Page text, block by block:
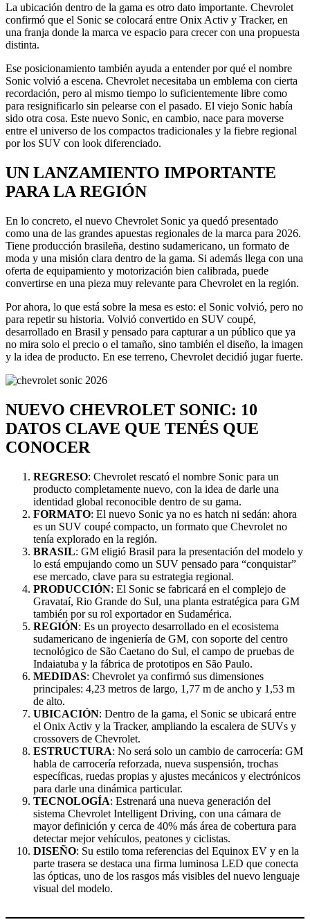
La ubicación dentro de la gama es otro dato importante. Chevrolet
confirmó que el Sonic se colocará entre Onix Activ y Tracker, en
una franja donde la marca ve espacio para crecer con una propuesta
distinta.
Ese posicionamiento también ayuda a entender por qué el nombre
Sonic volvió a escena. Chevrolet necesitaba un emblema con cierta
recordación, pero al mismo tiempo lo suficientemente libre como
para resignificarlo sin pelearse con el pasado. El viejo Sonic había
sido otra cosa. Este nuevo Sonic, en cambio, nace para moverse
entre el universo de los compactos tradicionales y la fiebre regional
por los SUV con look diferenciado.
UN LANZAMIENTO IMPORTANTE
PARA LA REGIÓN
En lo concreto, el nuevo Chevrolet Sonic ya quedó presentado
como una de las grandes apuestas regionales de la marca para 2026.
Tiene producción brasileña, destino sudamericano, un formato de
moda y una misión clara dentro de la gama. Si además llega con una
oferta de equipamiento y motorización bien calibrada, puede
convertirse en una pieza muy relevante para Chevrolet en la región.
Por ahora, lo que está sobre la mesa es esto: el Sonic volvió, pero no
para repetir su historia. Volvió convertido en SUV coupé,
desarrollado en Brasil y pensado para capturar a un público que ya
no mira solo el precio o el tamaño, sino también el diseño, la imagen
y la idea de producto. En ese terreno, Chevrolet decidió jugar fuerte.
NUEVO CHEVROLET SONIC: 10
DATOS CLAVE QUE TENÉS QUE
CONOCER
REGRESO: Chevrolet rescató el nombre Sonic para un
producto completamente nuevo, con la idea de darle una
identidad global reconocible dentro de su gama.
FORMATO: El nuevo Sonic ya no es hatch ni sedán: ahora
es un SUV coupé compacto, un formato que Chevrolet no
tenía explorado en la región.
BRASIL: GM eligió Brasil para la presentación del modelo y
lo está empujando como un SUV pensado para “conquistar”
ese mercado, clave para su estrategia regional.
PRODUCCIÓN: El Sonic se fabricará en el complejo de
Gravataí, Rio Grande do Sul, una planta estratégica para GM
también por su rol exportador en Sudamérica.
REGIÓN: Es un proyecto desarrollado en el ecosistema
sudamericano de ingeniería de GM, con soporte del centro
tecnológico de São Caetano do Sul, el campo de pruebas de
Indaiatuba y la fábrica de prototipos en São Paulo.
MEDIDAS: Chevrolet ya confirmó sus dimensiones
principales: 4,23 metros de largo, 1,77 m de ancho y 1,53 m
de alto.
UBICACIÓN: Dentro de la gama, el Sonic se ubicará entre
el Onix Activ y la Tracker, ampliando la escalera de SUVs y
crossovers de Chevrolet.
ESTRUCTURA: No será solo un cambio de carrocería: GM
habla de carrocería reforzada, nueva suspensión, trochas
específicas, ruedas propias y ajustes mecánicos y electrónicos
para darle una dinámica particular.
TECNOLOGÍA: Estrenará una nueva generación del
sistema Chevrolet Intelligent Driving, con una cámara de
mayor definición y cerca de 40% más área de cobertura para
detectar mejor vehículos, peatones y ciclistas.
DISEÑO: Su estilo toma referencias del Equinox EV y en la
parte trasera se destaca una firma luminosa LED que conecta
las ópticas, uno de los rasgos más visibles del nuevo lenguaje
visual del modelo.